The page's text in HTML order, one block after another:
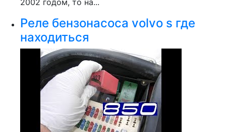
2002 годом, то на...
Реле бензонасоса volvo s где
находиться